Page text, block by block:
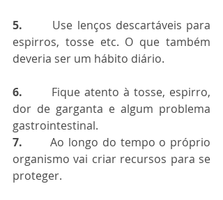
5.
       Use lenços descartáveis para
espirros, tosse etc. O que também
deveria ser um hábito diário.
6.
       Fique atento à tosse, espirro,
dor de garganta e algum problema
gastrointestinal.
7.
       Ao longo do tempo o próprio
organismo vai criar recursos para se
proteger.